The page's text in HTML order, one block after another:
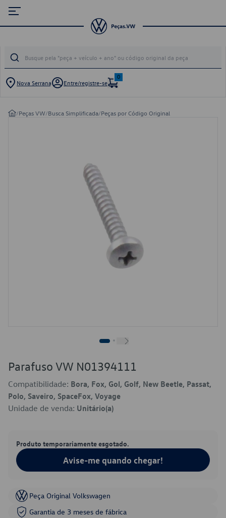
Nova Serrana Entre/registre-se
0
/Peças VW/Busca Simplificada/Peças por Código Original
Parafuso VW N01394111
Compatibilidade: Bora, Fox, Gol, Golf, New Beetle, Passat,
Polo, Saveiro, SpaceFox, Voyage
Unidade de venda: Unitário(a)
Produto temporariamente esgotado.
Avise-me quando chegar!
Peça Original Volkswagen
Garantia de 3 meses de fábrica